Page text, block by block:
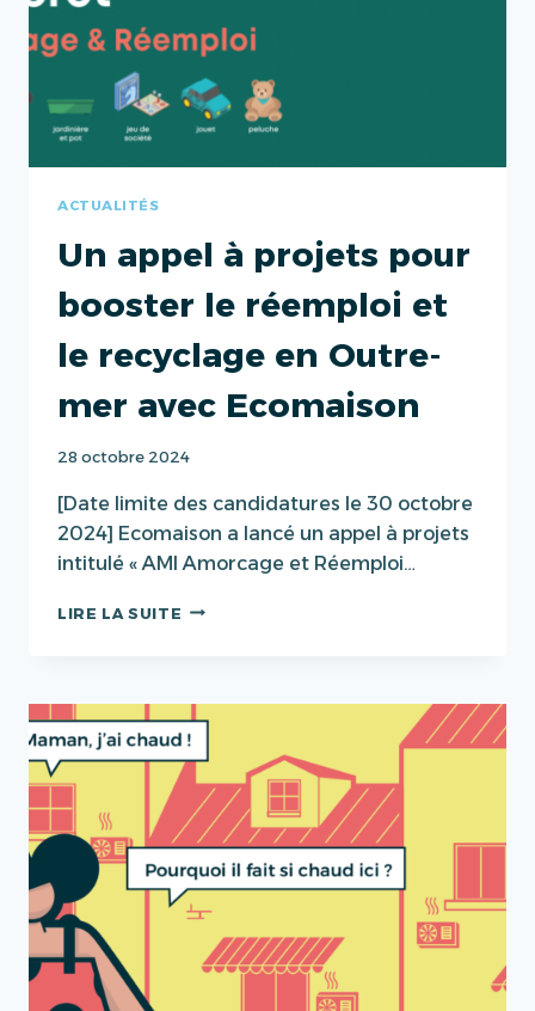
ACTUALITÉS
Un appel à projets pour
booster le réemploi et
le recyclage en Outre-
mer avec Ecomaison
28 octobre 2024
[Date limite des candidatures le 30 octobre
2024] Ecomaison a lancé un appel à projets
intitulé « AMI Amorcage et Réemploi…
LIRE LA SUITE UN
POUR
BOOSTER
LE
RÉEMPLOI
ET
LE
RECYCLAGE
EN
OUTRE-
MER
AVEC
ECOMAISON